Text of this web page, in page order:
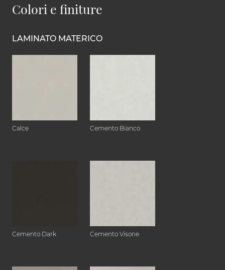
Colori e finiture
LAMINATO MATERICO
Calce Cemento Bianco
Cemento Dark Cemento Visone